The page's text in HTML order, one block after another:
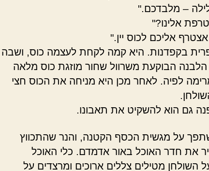
– מלבדכם."
אלינו?"
אליכם לכוס יין."
בקפדנות. היא קמה לקחת לעצמה כוס, ושבה
הבוקעת משרוול שחור מוזגת כוס מלאה
לפיה. לאחר מכן היא מניחה את הכוס חצי
גם הוא להשקיט את תאבונו.
על מגשית הכסף הקטנה, והנר שהתכווץ
את חדר האוכל באור אדמדם. כלי האוכל
השולחן מטילים צללים ארוכים ומרצדים על